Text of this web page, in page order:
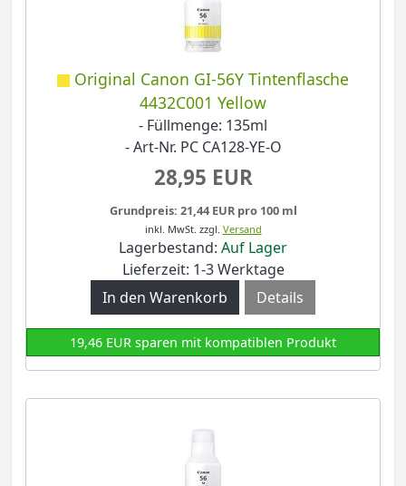
Original Canon GI-56Y Tintenflasche
4432C001 Yellow
- Füllmenge: 135ml
- Art-Nr. PC CA128-YE-O
28,95 EUR
Grundpreis: 21,44 EUR pro 100 ml
inkl. MwSt. zzgl. Versand
Lagerbestand: Auf Lager
Lieferzeit: 1-3 Werktage
Details
19,46 EUR sparen mit kompatiblen Produkt